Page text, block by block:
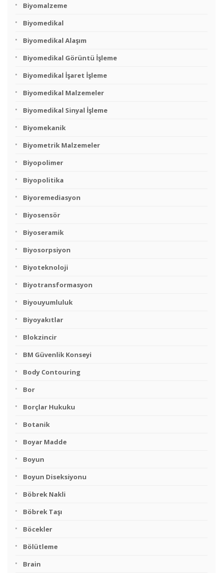
Biyomalzeme
Biyomedikal
Biyomedikal Alaşım
Biyomedikal Görüntü İşleme
Biyomedikal İşaret İşleme
Biyomedikal Malzemeler
Biyomedikal Sinyal İşleme
Biyomekanik
Biyometrik Malzemeler
Biyopolimer
Biyopolitika
Biyoremediasyon
Biyosensör
Biyoseramik
Biyosorpsiyon
Biyoteknoloji
Biyotransformasyon
Biyouyumluluk
Biyoyakıtlar
Blokzincir
BM Güvenlik Konseyi
Body Contouring
Bor
Borçlar Hukuku
Botanik
Boyar Madde
Boyun
Boyun Diseksiyonu
Böbrek Nakli
Böbrek Taşı
Böcekler
Bölütleme
Brain